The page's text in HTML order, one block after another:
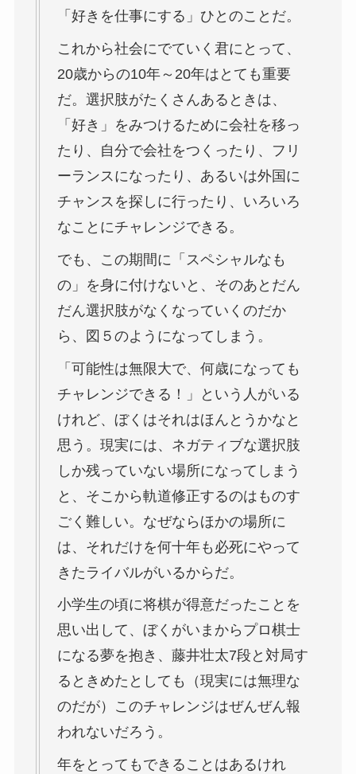
「好きを仕事にする」ひとのことだ。
これから社会にでていく君にとって、
20歳からの10年～20年はとても重要
だ。選択肢がたくさんあるときは、
「好き」をみつけるために会社を移っ
たり、自分で会社をつくったり、フリ
ーランスになったり、あるいは外国に
チャンスを探しに行ったり、いろいろ
なことにチャレンジできる。
でも、この期間に「スペシャルなも
の」を身に付けないと、そのあとだん
だん選択肢がなくなっていくのだか
ら、図５のようになってしまう。
「可能性は無限大で、何歳になっても
チャレンジできる！」という人がいる
けれど、ぼくはそれはほんとうかなと
思う。現実には、ネガティブな選択肢
しか残っていない場所になってしまう
と、そこから軌道修正するのはものす
ごく難しい。なぜならほかの場所に
は、それだけを何十年も必死にやって
きたライバルがいるからだ。
小学生の頃に将棋が得意だったことを
思い出して、ぼくがいまからプロ棋士
になる夢を抱き、藤井壮太7段と対局す
るときめたとしても（現実には無理な
のだが）このチャレンジはぜんぜん報
われないだろう。
年をとってもできることはあるけれ